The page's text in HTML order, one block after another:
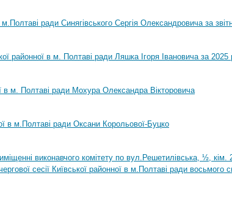
ради Синягівського Сергія Олександровича за
районної в м. Полтаві ради Ляшка Ігоря Івановича за 2025
в м. Полтаві ради Мохура Олександра Вікторовича
в м.Полтаві ради Оксани Корольової-Буцко
виконавчого комітету по вул.Решетилівська, ½, кім.
сесії Київської районної в м.Полтаві ради восьмого